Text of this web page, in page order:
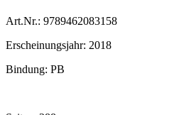
Art.Nr.: 9789462083158
Erscheinungsjahr: 2018
Bindung: PB